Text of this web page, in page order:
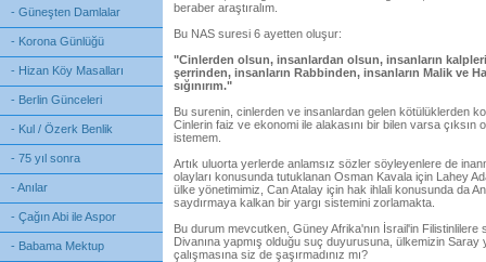
- Güneşten Damlalar
- Korona Günlüğü
- Hizan Köy Masalları
- Berlin Günceleri
- Kul / Özerk Benlik
- 75 yıl sonra
- Anılar
- Çağın Abi ile Aspor
- Babama Mektup
beraber araştıralım.
Bu NAS suresi 6 ayetten oluşur:
"Cinlerden olsun, insanlardan olsun, insanların
şerrinden, insanların Rabbinden, insanların Malik ve
sığınırım."
Bu surenin, cinlerden ve insanlardan gelen kötülüklerden
Cinlerin faiz ve ekonomi ile alakasını bir bilen varsa
istemem.
Artık uluorta yerlerde anlamsız sözler söyleyenlere de
olayları konusunda tutuklanan Osman Kavala için Lahey
ülke yönetimimiz, Can Atalay için hak ihlali konusunda da
saydırmaya kalkan bir yargı sistemini zorlamakta.
Bu durum mevcutken, Güney Afrika'nın İsrail'in Filistinlilere
Divanına yapmış olduğu suç duyurusuna, ülkemizin Saray
çalışmasına siz de şaşırmadınız mı?